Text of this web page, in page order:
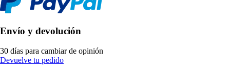
Envío y devolución
30 días para cambiar de opinión
Devuelve tu pedido